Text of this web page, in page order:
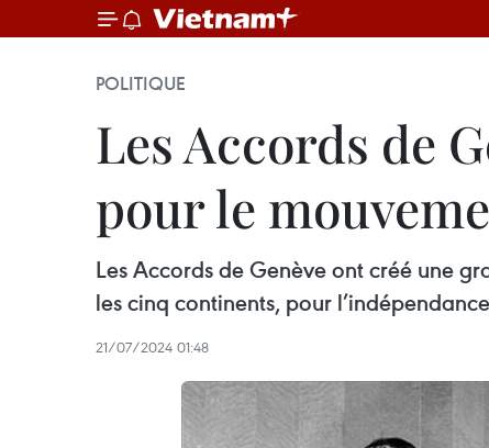
POLITIQUE
Les Accords de
pour le
Les Accords de Genève ont créé une
les cinq continents, pour
21/07/2024 01:48